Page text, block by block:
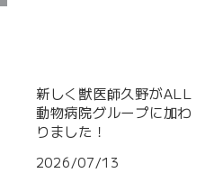
新しく獣医師久野がALL
動物病院グループに加わ
りました！
2026/07/13